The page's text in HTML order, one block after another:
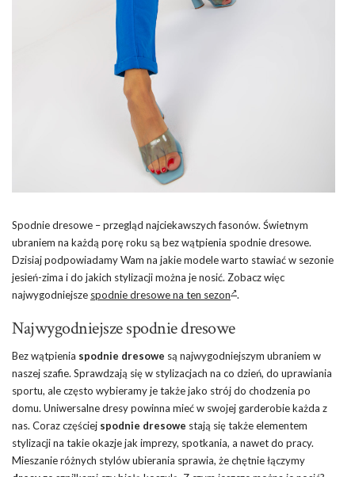
Spodnie dresowe – przegląd najciekawszych fasonów. Świetnym
ubraniem na każdą porę roku są bez wątpienia spodnie dresowe.
Dzisiaj podpowiadamy Wam na jakie modele warto stawiać w sezonie
jesień-zima i do jakich stylizacji można je nosić. Zobacz więc
najwygodniejsze spodnie dresowe na ten sezon .
Najwygodniejsze spodnie dresowe
Bez wątpienia spodnie dresowe są najwygodniejszym ubraniem w
naszej szafie. Sprawdzają się w stylizacjach na co dzień, do uprawiania
sportu, ale często wybieramy je także jako strój do chodzenia po
domu. Uniwersalne dresy powinna mieć w swojej garderobie każda z
nas. Coraz częściej spodnie dresowe stają się także elementem
stylizacji na takie okazje jak imprezy, spotkania, a nawet do pracy.
Mieszanie różnych stylów ubierania sprawia, że chętnie łączymy